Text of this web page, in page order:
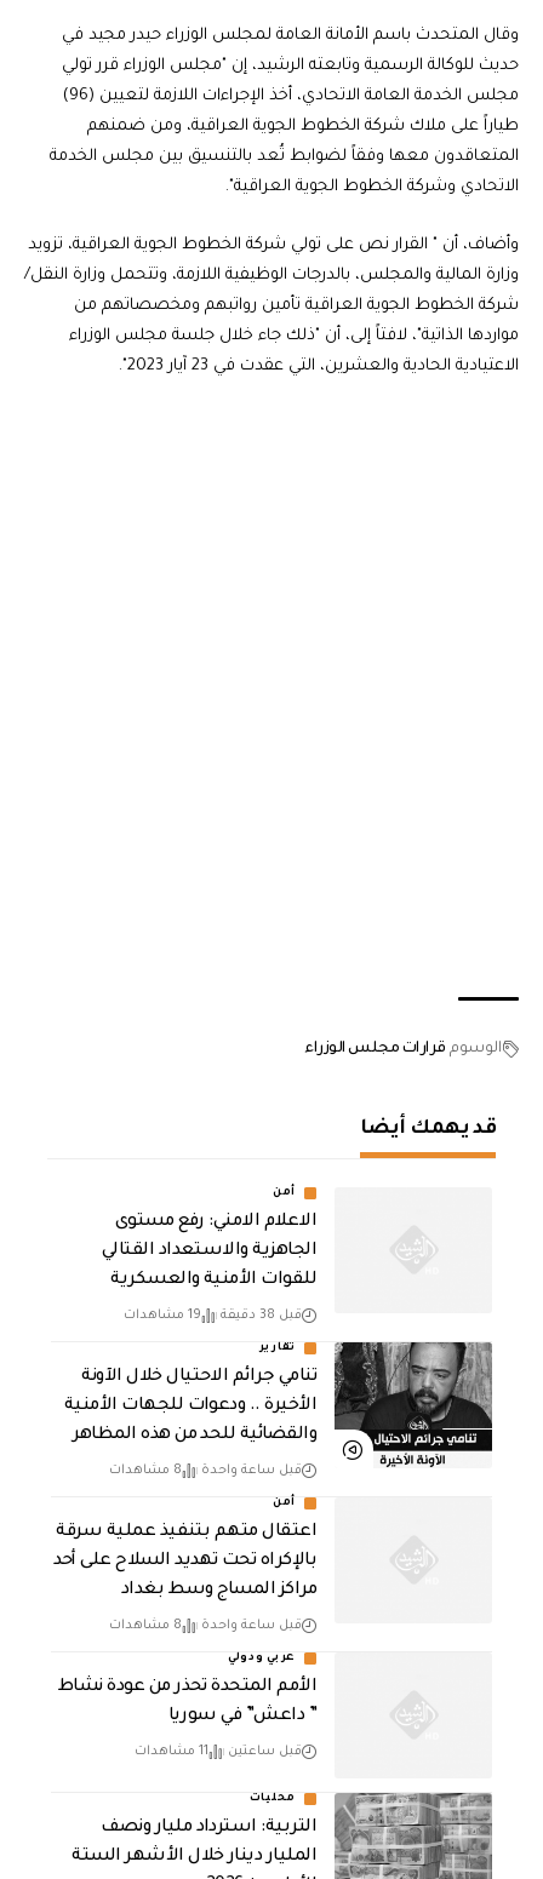
وقال المتحدث باسم الأمانة العامة لمجلس الوزراء حيدر مجيد في
حديث للوكالة الرسمية وتابعته الرشيد، إن "مجلس الوزراء قرر تولي
مجلس الخدمة العامة الاتحادي، أخذ الإجراءات اللازمة لتعيين (96)
طياراً على ملاك شركة الخطوط الجوية العراقية، ومن ضمنهم
المتعاقدون معها وفقاً لضوابط تُعد بالتنسيق بين مجلس الخدمة
الاتحادي وشركة الخطوط الجوية العراقية".
وأضاف، أن " القرار نص على تولي شركة الخطوط الجوية العراقية، تزويد
وزارة المالية والمجلس، بالدرجات الوظيفية اللازمة، وتتحمل وزارة النقل/
شركة الخطوط الجوية العراقية تأمين رواتبهم ومخصصاتهم من
مواردها الذاتية"، لافتاً إلى، أن "ذلك جاء خلال جلسة مجلس الوزراء
الاعتيادية الحادية والعشرين، التي عقدت في 23 آيار 2023".
الوسوم قرارات مجلس الوزراء
قد يهمك أيضا
أمن
الاعلام الامني: رفع مستوى
الجاهزية والاستعداد القتالي
للقوات الأمنية والعسكرية
قبل 38 دقيقة 19 مشاهدات
تقارير
تنامي جرائم الاحتيال خلال الآونة
الأخيرة .. ودعوات للجهات الأمنية
والقضائية للحد من هذه المظاهر
قبل ساعة واحدة 8 مشاهدات
أمن
اعتقال متهم بتنفيذ عملية سرقة
بالإكراه تحت تهديد السلاح على أحد
مراكز المساج وسط بغداد
قبل ساعة واحدة 8 مشاهدات
عربي ودولي
الأمم المتحدة تحذر من عودة نشاط
” داعش” في سوريا
قبل ساعتين 11 مشاهدات
محليات
التربية: استرداد مليار ونصف
المليار دينار خلال الأشهر الستة